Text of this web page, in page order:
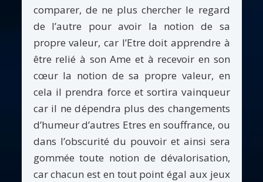
comparer, de ne plus chercher le regard
de l’autre pour avoir la notion de sa
propre valeur, car l’Etre doit apprendre à
être relié à son Ame et à recevoir en son
cœur la notion de sa propre valeur, en
cela il prendra force et sortira vainqueur
car il ne dépendra plus des changements
d’humeur d’autres Etres en souffrance, ou
dans l’obscurité du pouvoir et ainsi sera
gommée toute notion de dévalorisation,
car chacun est en tout point égal aux jeux